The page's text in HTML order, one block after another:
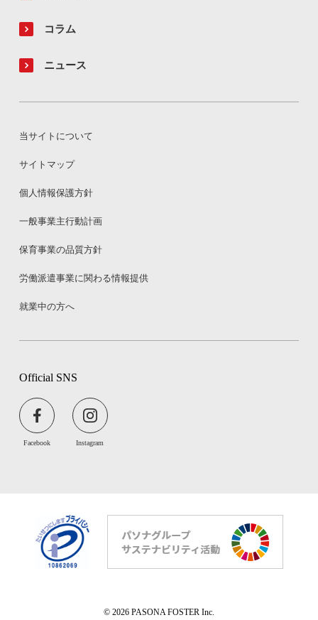
コラム
ニュース
Official SNS
Facebook Instagram
当サイトについて
サイトマップ
個人情報保護方針
一般事業主行動計画
保育事業の品質方針
労働派遣事業に関わる情報提供
就業中の方へ
© 2026 PASONA FOSTER Inc.